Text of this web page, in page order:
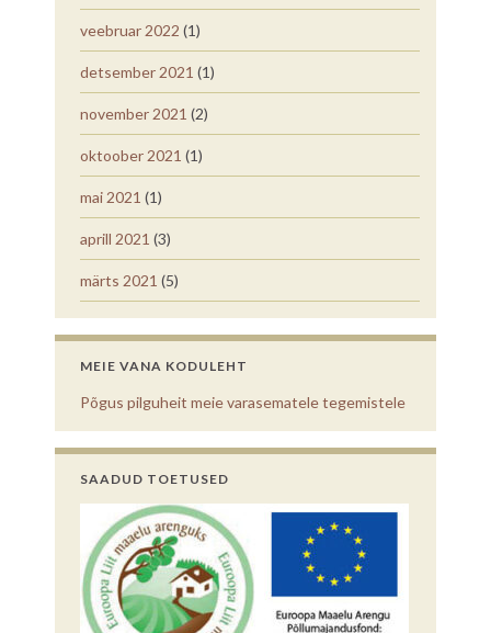
veebruar 2022 (1)
detsember 2021 (1)
november 2021 (2)
oktoober 2021 (1)
mai 2021 (1)
aprill 2021 (3)
märts 2021 (5)
MEIE VANA KODULEHT
Põgus pilguheit meie varasematele tegemistele
SAADUD TOETUSED